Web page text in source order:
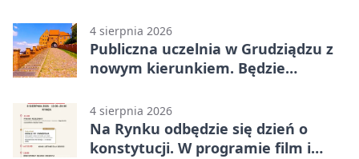
4 sierpnia 2026
Publiczna uczelnia w Grudziądzu z
nowym kierunkiem. Będzie
4 sierpnia 2026
Na Rynku odbędzie się dzień o
konstytucji. W programie film i